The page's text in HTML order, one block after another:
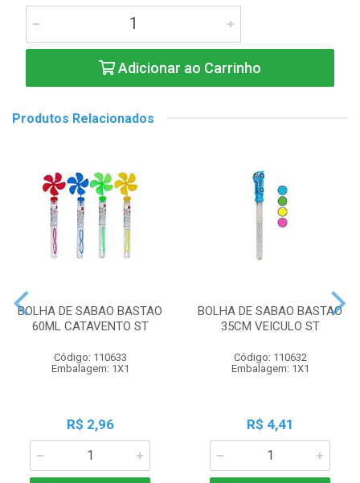
Adicionar ao Carrinho
Produtos Relacionados
BOLHA DE SABAO BASTAO
60ML CATAVENTO ST
Código: 110633
Embalagem: 1X1
R$ 2,96
BOLHA DE SABAO BASTAO
35CM VEICULO ST
Código: 110632
Embalagem: 1X1
R$ 4,41